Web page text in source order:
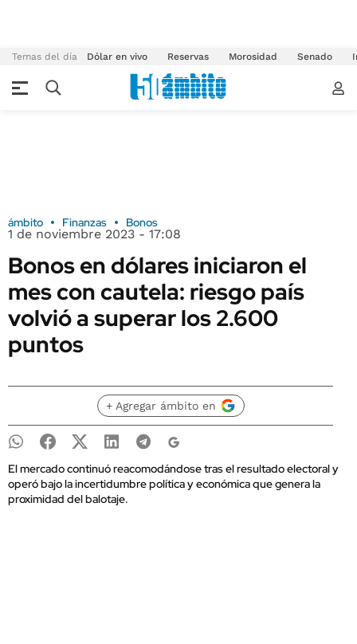
Temas del día Dólar en vivo Reservas Morosidad Senado
ámbito Finanzas Bonos
1 de noviembre 2023 - 17:08
Bonos en dólares iniciaron el
mes con cautela: riesgo país
volvió a superar los 2.600
puntos
+ Agregar ámbito en
El mercado continuó reacomodándose tras el resultado electoral y
operó bajo la incertidumbre política y económica que genera la
proximidad del balotaje.